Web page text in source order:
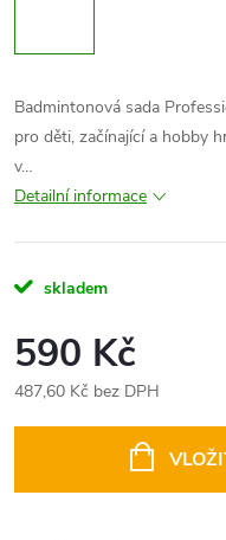
Badmintonová sada
pro děti, začínající a hobby
v…
Detailní informace
skladem
590 Kč
487,60 Kč bez DPH